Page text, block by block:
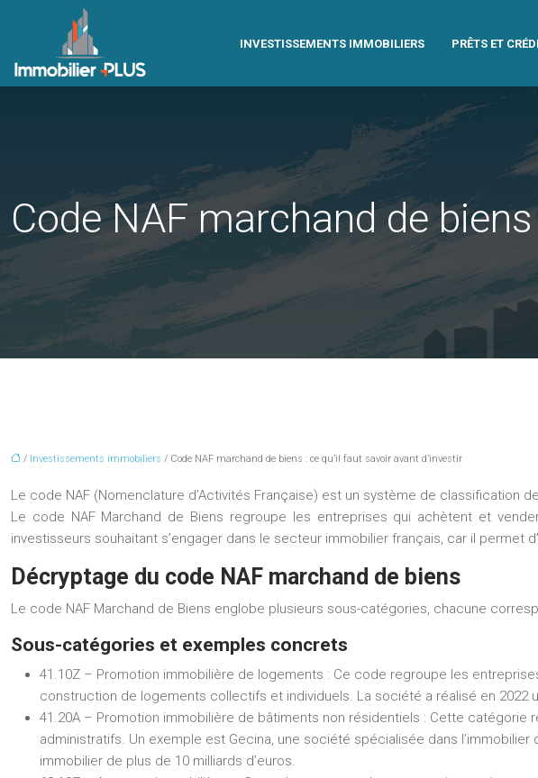
INVESTISSEMENTS IMMOBILIERS PRÊTS ET
Code NAF marchand de
/ Investissements immobiliers / Code NAF marchand de biens : ce qu’il faut savoir avant d’investir
Le code NAF (Nomenclature d’Activités Française) est un système de
Le code NAF Marchand de Biens regroupe les entreprises qui achètent et
investisseurs souhaitant s’engager dans le secteur immobilier français, car il
Décryptage du code NAF marchand de biens
Le code NAF Marchand de Biens englobe plusieurs sous-catégories, chacune
Sous-catégories et exemples concrets
41.10Z – Promotion immobilière de logements : Ce code regroupe les
construction de logements collectifs et individuels. La société a réalisé en 2022
41.20A – Promotion immobilière de bâtiments non résidentiels : Cette catégorie
administratifs. Un exemple est Gecina, une société spécialisée dans
immobilier de plus de 10 milliards d’euros.